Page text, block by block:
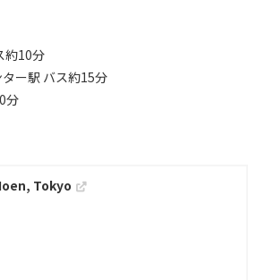
約10分
ー駅 バス約15分
分
Tokyo